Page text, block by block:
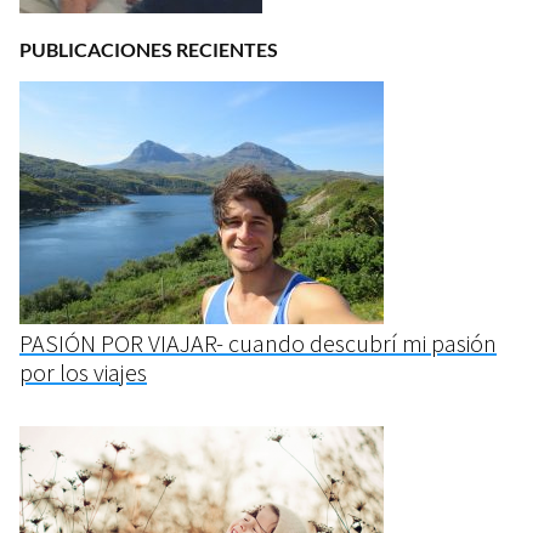
PUBLICACIONES RECIENTES
PASIÓN POR VIAJAR- cuando descubrí mi pasión
por los viajes